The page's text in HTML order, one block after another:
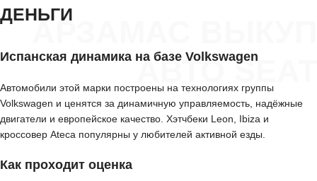
АРЗАМАС ВЫКУП
АВТО SEAT
ДЕНЬГИ
Испанская динамика на базе Volkswagen
Автомобили этой марки построены на технологиях группы
Volkswagen и ценятся за динамичную управляемость, надёжные
двигатели и европейское качество. Хэтчбеки Leon, Ibiza и
кроссовер Ateca популярны у любителей активной езды.
Как проходит оценка